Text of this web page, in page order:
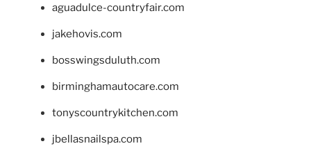
aguadulce-countryfair.com
jakehovis.com
bosswingsduluth.com
birminghamautocare.com
tonyscountrykitchen.com
jbellasnailspa.com